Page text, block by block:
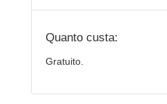
Quanto custa:
Gratuito.